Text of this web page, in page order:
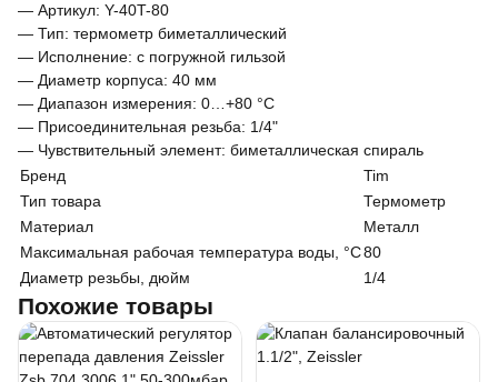
— Артикул: Y-40T-80
— Тип: термометр биметаллический
— Исполнение: с погружной гильзой
— Диаметр корпуса: 40 мм
— Диапазон измерения: 0…+80 °C
— Присоединительная резьба: 1/4"
— Чувствительный элемент: биметаллическая спираль
Бренд
Tim
Тип товара
Термометр
Материал
Металл
Максимальная рабочая температура воды, °C80
Диаметр резьбы, дюйм
1/4
Похожие товары